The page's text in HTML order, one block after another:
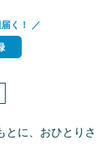
く！ ／
とに、おひとりさ